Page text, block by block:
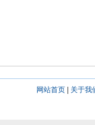
网站首页| 关于我